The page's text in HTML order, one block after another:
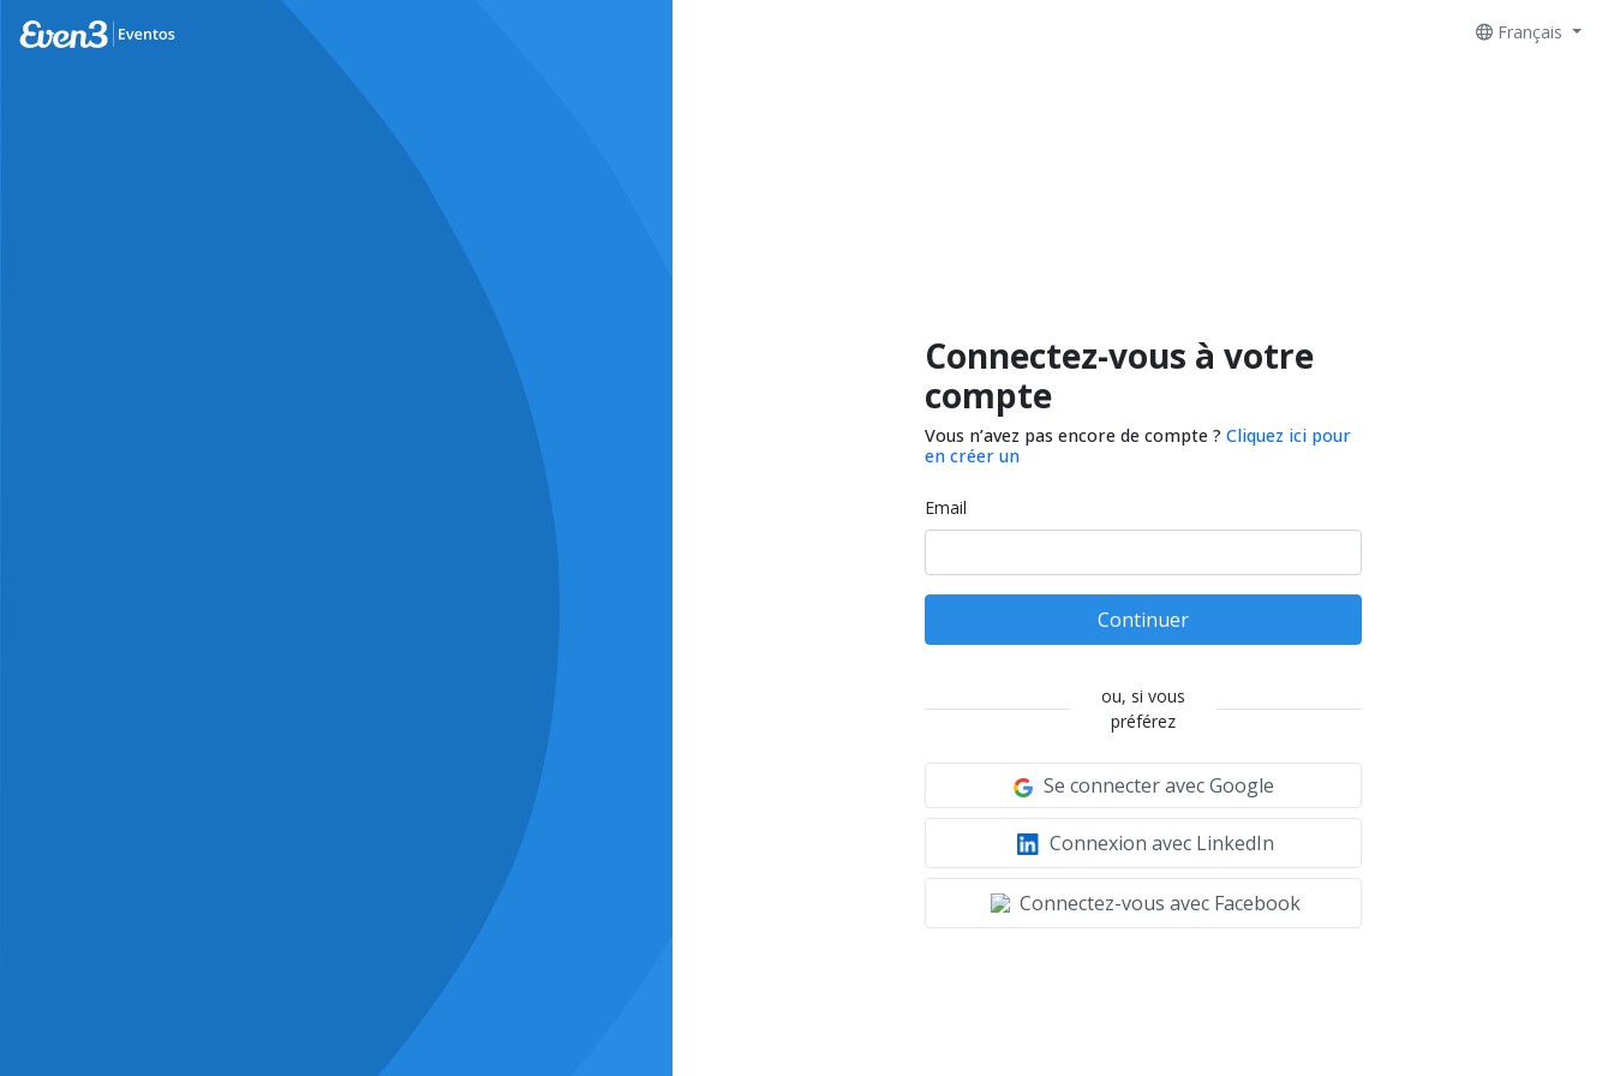
Français
Connectez-vous à votre
compte
Vous n’avez pas encore de compte ? Cliquez ici pour
en créer un
Email
Continuer
ou, si vous
préférez
Se connecter avec Google
Connexion avec LinkedIn
Connectez-vous avec Facebook